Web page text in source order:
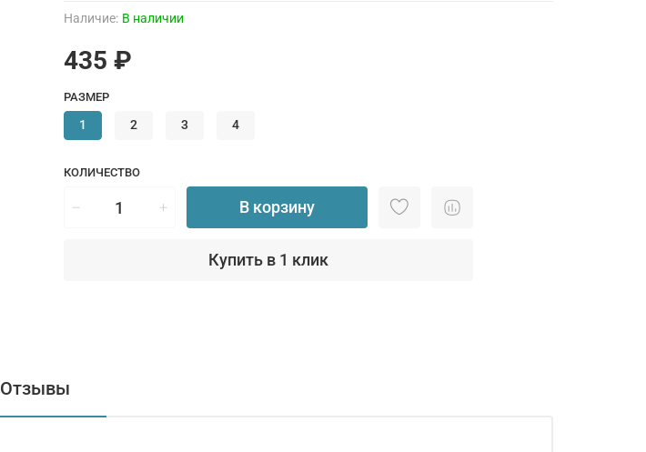
Наличие: В наличии
435 ₽
КОЛИЧЕСТВО
В корзину
Купить в 1 клик
РАЗМЕР
1 2 3 4
Отзывы